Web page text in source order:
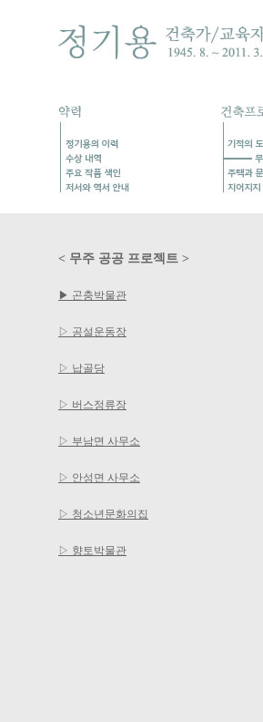
< 무주 공공 프로젝트 >
▶ 곤충박물관
▷ 공설운동장
▷ 납골당
▷ 버스정류장
▷ 부남면 사무소
▷ 안성면 사무소
▷ 청소년문화의집
▷ 향토박물관